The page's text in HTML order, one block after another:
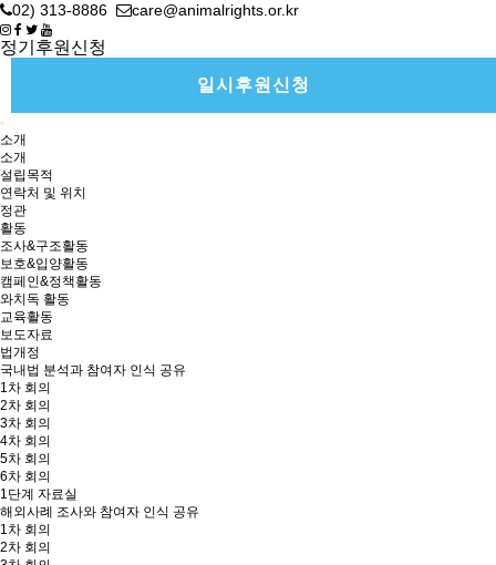
02) 313-8886 care@animalrights.or.kr
정기후원신청
일시후원신청
소개
소개
설립목적
연락처 및 위치
정관
활동
조사&구조활동
보호&입양활동
캠페인&정책활동
와치독 활동
교육활동
보도자료
법개정
국내법 분석과 참여자 인식 공유
1차 회의
2차 회의
3차 회의
4차 회의
5차 회의
6차 회의
1단계 자료실
해외사례 조사와 참여자 인식 공유
1차 회의
2차 회의